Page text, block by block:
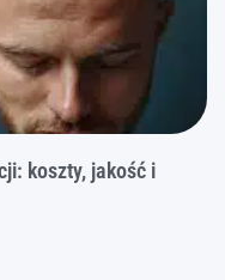
koszty, jakość i